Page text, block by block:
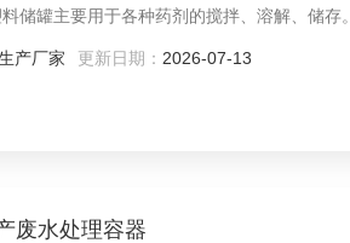
储罐主要用于各种药剂的搅拌、溶解、储存。
产厂家 更新日期： 2026-07-13
废水处理容器